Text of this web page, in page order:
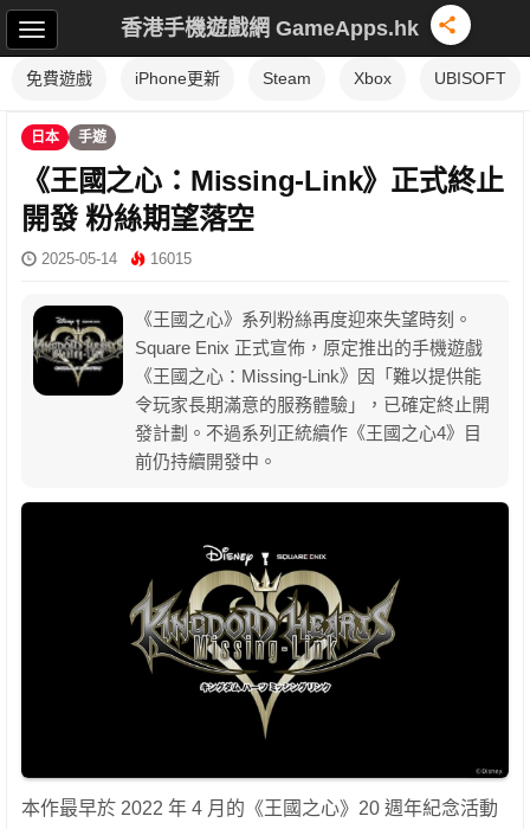
香港手機遊戲網 GameApps.hk
免費遊戲 iPhone更新 Steam Xbox UBISOFT
日本 手遊
《王國之心：Missing-Link》正式終止
開發 粉絲期望落空
2025-05-14 16015
《王國之心》系列粉絲再度迎來失望時刻。
Square Enix 正式宣佈，原定推出的手機遊戲
《王國之心：Missing-Link》因「難以提供能
令玩家長期滿意的服務體驗」，已確定終止開
發計劃。不過系列正統續作《王國之心4》目
前仍持續開發中。
本作最早於 2022 年 4 月的《王國之心》20 週年紀念活動